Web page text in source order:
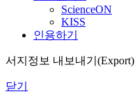
ScienceON
KISS
인용하기
서지정보 내보내기(Export)
닫기